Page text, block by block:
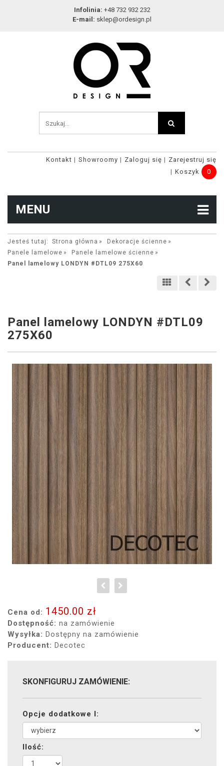
Infolinia: +48 732 932 232
E-mail: sklep@ordesign.pl
Kontakt Showroomy Zaloguj się
Zarejestruj się
Koszyk
0
MENU
Jesteś tutaj: Strona główna
Dekoracje ścienne
Panele lamelowe
Panele lamelowe ścienne
Panel lamelowy LONDYN #DTL09 275X60
Panel lamelowy LONDYN #DTL09
275X60
Cena od: 1450.00 zł
Dostępność: na zamówienie
Wysyłka: Dostępny na zamówienie
Producent: Decotec
SKONFIGURUJ ZAMÓWIENIE:
Opcje dodatkowe I:
Ilość: